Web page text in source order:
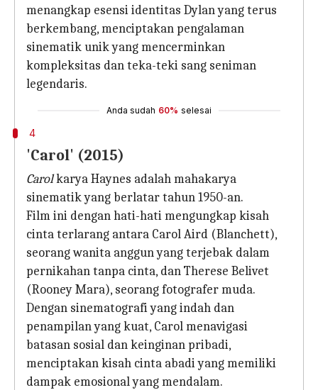
menangkap esensi identitas Dylan yang terus
berkembang, menciptakan pengalaman
sinematik unik yang mencerminkan
kompleksitas dan teka-teki sang seniman
legendaris.
Anda sudah 60% selesai
4
'Carol' (2015)
Carolkarya Haynes adalah mahakarya
sinematik yang berlatar tahun 1950-an.
Film ini dengan hati-hati mengungkap kisah
cinta terlarang antara Carol Aird (Blanchett),
seorang wanita anggun yang terjebak dalam
pernikahan tanpa cinta, dan Therese Belivet
(Rooney Mara), seorang fotografer muda.
Dengan sinematografi yang indah dan
penampilan yang kuat, Carol menavigasi
batasan sosial dan keinginan pribadi,
menciptakan kisah cinta abadi yang memiliki
dampak emosional yang mendalam.